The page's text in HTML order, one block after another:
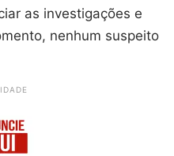
as investigações e
nenhum suspeito